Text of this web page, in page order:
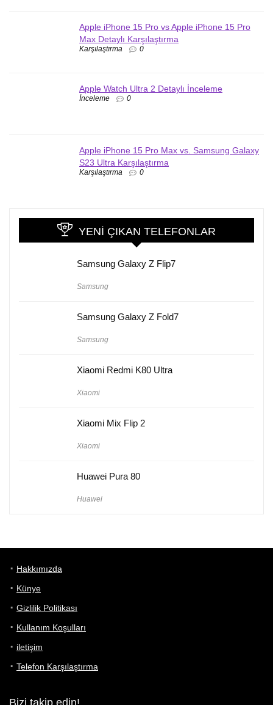
Apple iPhone 15 Pro vs Apple iPhone 15 Pro
Max Detaylı Karşılaştırma
Karşılaştırma 0
Apple Watch Ultra 2 Detaylı İnceleme
İnceleme 0
Apple iPhone 15 Pro Max vs. Samsung Galaxy
S23 Ultra Karşılaştırma
Karşılaştırma 0
YENI ÇIKAN TELEFONLAR
Samsung Galaxy Z Flip7
Samsung
Samsung Galaxy Z Fold7
Samsung
Xiaomi Redmi K80 Ultra
Xiaomi
Xiaomi Mix Flip 2
Xiaomi
Huawei Pura 80
Huawei
Hakkımızda
Künye
Gizlilik Politikası
Kullanım Koşulları
iletişim
Telefon Karşılaştırma